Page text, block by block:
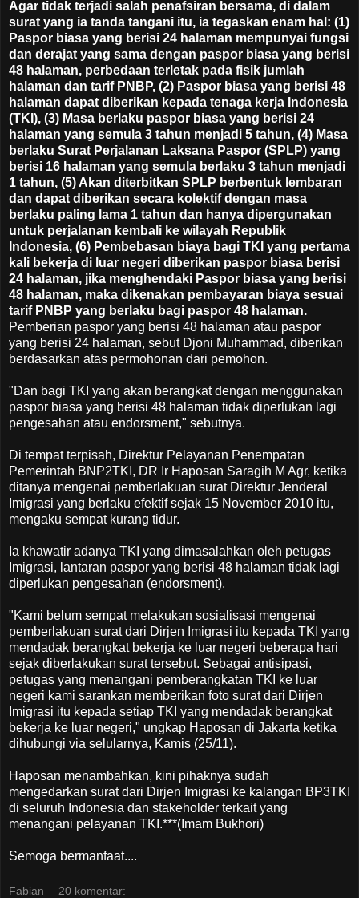
Agar tidak terjadi salah penafsiran bersama, di dalam
surat yang ia tanda tangani itu, ia tegaskan enam hal: (1)
Paspor biasa yang berisi 24 halaman mempunyai fungsi
dan derajat yang sama dengan paspor biasa yang berisi
48 halaman, perbedaan terletak pada fisik jumlah
halaman dan tarif PNBP, (2) Paspor biasa yang berisi 48
halaman dapat diberikan kepada tenaga kerja Indonesia
(TKI), (3) Masa berlaku paspor biasa yang berisi 24
halaman yang semula 3 tahun menjadi 5 tahun, (4) Masa
berlaku Surat Perjalanan Laksana Paspor (SPLP) yang
berisi 16 halaman yang semula berlaku 3 tahun menjadi
1 tahun, (5) Akan diterbitkan SPLP berbentuk lembaran
dan dapat diberikan secara kolektif dengan masa
berlaku paling lama 1 tahun dan hanya dipergunakan
untuk perjalanan kembali ke wilayah Republik
Indonesia, (6) Pembebasan biaya bagi TKI yang pertama
kali bekerja di luar negeri diberikan paspor biasa berisi
24 halaman, jika menghendaki Paspor biasa yang berisi
48 halaman, maka dikenakan pembayaran biaya sesuai
tarif PNBP yang berlaku bagi paspor 48 halaman.
Pemberian paspor yang berisi 48 halaman atau paspor
yang berisi 24 halaman, sebut Djoni Muhammad, diberikan
berdasarkan atas permohonan dari pemohon.
"Dan bagi TKI yang akan berangkat dengan menggunakan
paspor biasa yang berisi 48 halaman tidak diperlukan lagi
pengesahan atau endorsment," sebutnya.
Di tempat terpisah, Direktur Pelayanan Penempatan
Pemerintah BNP2TKI, DR Ir Haposan Saragih M Agr, ketika
ditanya mengenai pemberlakuan surat Direktur Jenderal
Imigrasi yang berlaku efektif sejak 15 November 2010 itu,
mengaku sempat kurang tidur.
Ia khawatir adanya TKI yang dimasalahkan oleh petugas
Imigrasi, lantaran paspor yang berisi 48 halaman tidak lagi
diperlukan pengesahan (endorsment).
"Kami belum sempat melakukan sosialisasi mengenai
pemberlakuan surat dari Dirjen Imigrasi itu kepada TKI yang
mendadak berangkat bekerja ke luar negeri beberapa hari
sejak diberlakukan surat tersebut. Sebagai antisipasi,
petugas yang menangani pemberangkatan TKI ke luar
negeri kami sarankan memberikan foto surat dari Dirjen
Imigrasi itu kepada setiap TKI yang mendadak berangkat
bekerja ke luar negeri," ungkap Haposan di Jakarta ketika
dihubungi via selularnya, Kamis (25/11).
Haposan menambahkan, kini pihaknya sudah
mengedarkan surat dari Dirjen Imigrasi ke kalangan BP3TKI
di seluruh Indonesia dan stakeholder terkait yang
menangani pelayanan TKI.***(Imam Bukhori)
Semoga bermanfaat....
Fabian 20 komentar: